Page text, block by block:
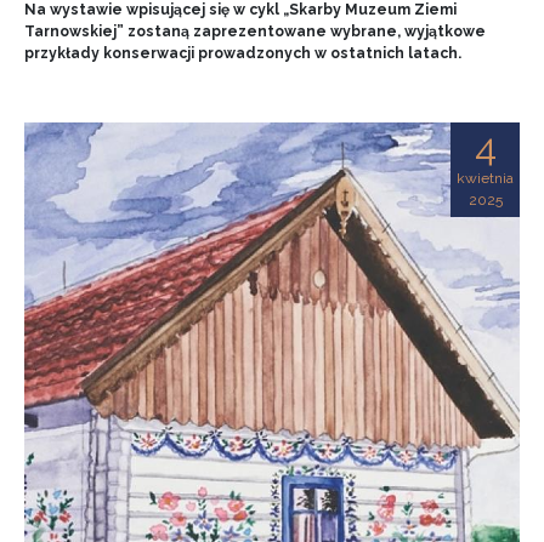
Na wystawie wpisującej się w cykl „Skarby Muzeum Ziemi
Tarnowskiej” zostaną zaprezentowane wybrane, wyjątkowe
przykłady konserwacji prowadzonych w ostatnich latach.
4
kwietnia
2025